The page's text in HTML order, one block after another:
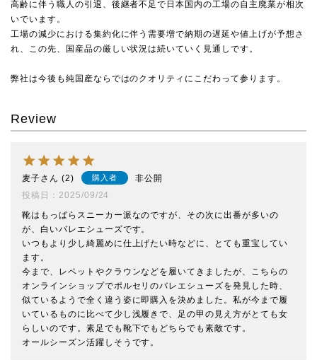
高齢に伴う職人の引退、後継者不足で日本国内の工場の自主廃業が相次
いでいます。
工場の減少における集約化に伴う需要増で納期の遅延や値上げが予想さ
れ、この先、国産品の厳しい状況は続いていく見通しです。
弊社は今後も純国産ならではのクオリティにこだわって参ります。
Review
麦子 2 購入者
非公開
投稿日
2025/09/24
靴はもっぱらスニーカー派なのですが、その次に出番が多いの
が、白いバレエシューズです。
いつもより少し綺麗めに仕上げたい時などに、とても重宝してい
ます。
今まで、レペットやクラウンなどを履いてきましたが、こちらの
オンラインショップでポルセリのバレエシューズを発見した時、
似ているようで全く違う姿に即購入を決めました。私が今まで履
いているものに比べて少し浅履きで、足の甲の見え方がとても女
らしいのです。素足でも靴下でもどちらでも素敵です。
オールシーズン活躍しそうです。